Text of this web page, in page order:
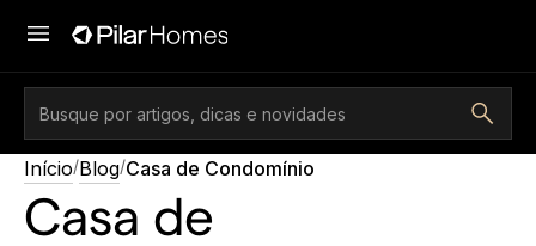
Início/Blog/Casa de Condomínio
Casa de